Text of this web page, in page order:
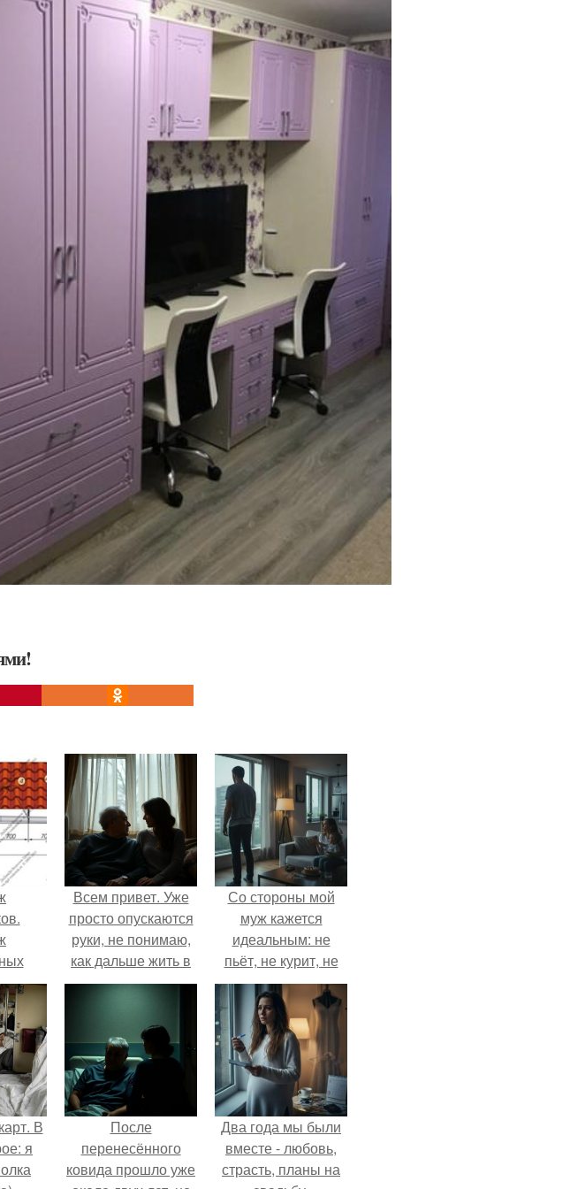
Всем привет. Уже
просто опускаются
руки, не понимаю,
как дальше жить в
этой ситуации.
Со стороны мой
муж кажется
идеальным: не
пьёт, не курит, не
даёт поводов для
ревности, с
ребёнком
справляется
отлично, да и
готовит лучше
многих.
В
я
После
перенесённого
ковида прошло уже
Два года мы были
вместе - любовь,
страсть, планы на